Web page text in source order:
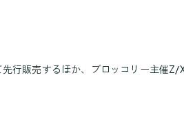
行販売するほか、ブロッコリー主催Z/